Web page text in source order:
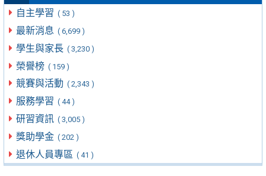
自主學習 ( 53 )
最新消息 ( 6,699 )
學生與家長 ( 3,230 )
榮譽榜 ( 159 )
競賽與活動 ( 2,343 )
服務學習 ( 44 )
研習資訊 ( 3,005 )
獎助學金 ( 202 )
退休人員專區 ( 41 )